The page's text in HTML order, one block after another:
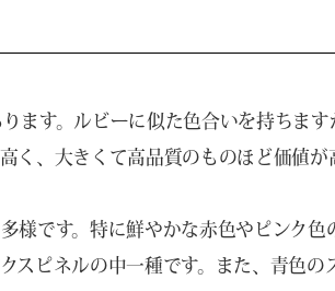
ます。ルビーに似た色合いを持ちます
く、大きくて高品質のものほど価値が
様です。特に鮮やかな赤色やピンク色
スピネルの中一種です。また、青色の